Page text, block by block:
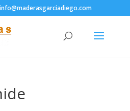
info@maderasgarciadiego.com